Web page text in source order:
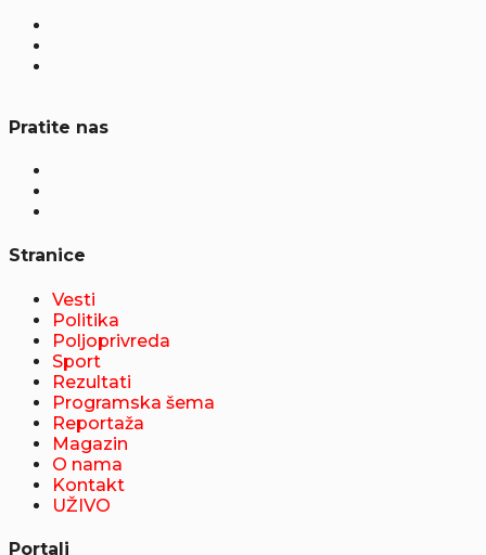
Pratite nas
Stranice
Vesti
Politika
Poljoprivreda
Sport
Rezultati
Programska šema
Reportaža
Magazin
O nama
Kontakt
UŽIVO
Portali